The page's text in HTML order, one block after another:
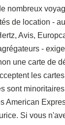
nombreux
de location -
Avis,
-
une carte de
les
sont
American
Si vous